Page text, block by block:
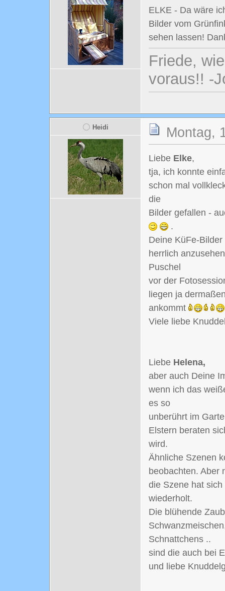
ELKE - Da wäre
Bilder vom
sehen lassen!
Friede,
voraus!! -
Heidi Montag,
Liebe Elke,
tja, ich konnte
schon mal
die
Bilder gefallen -
.
Deine KüFe-
herrlich
Puschel
vor der
liegen ja
ankommt
Viele liebe
Liebe Helena,
aber auch Deine
wenn ich das
es so
unberührt im
Elstern beraten
wird.
Ähnliche Szenen
beobachten. Aber
die Szene hat
wiederholt.
Die blühende
Schnattchens ..
sind die auch bei
und liebe